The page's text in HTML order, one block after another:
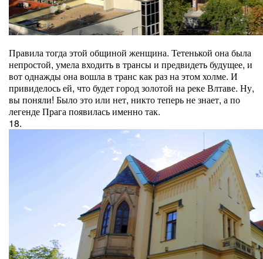
Правила тогда этой общиной женщина. Тетенькой она была
непростой, умела входить в трансы и предвидеть будущее, и
вот однажды она вошла в транс как раз на этом холме. И
привиделось ей, что будет город золотой на реке Влтаве. Ну,
вы поняли! Было это или нет, никто теперь не знает, а по
легенде Прага появилась именно так.
18.